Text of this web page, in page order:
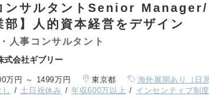
ンサルタントSenior Manager/
部】人的資本経営をデザイン
人事コンサルタント
式会社ギブリー
万円 ～ 1499万円 東京都 海外展開あり（日
土日祝休み 年収600万以上 インセンティブ制度